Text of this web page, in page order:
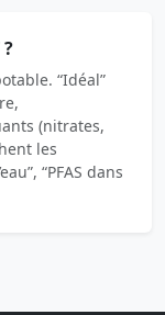
“Idéal”
(nitrates,
les
“PFAS dans